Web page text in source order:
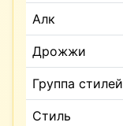
Алк
Дрожжи
Группа стилей
Стиль